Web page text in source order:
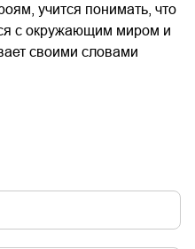
учится понимать, что
с окружающим миром и
своими словами